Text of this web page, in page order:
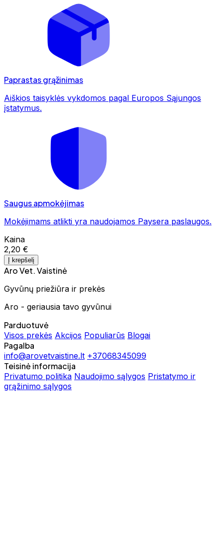
Paprastas grąžinimas
Aiškios taisyklės vykdomos pagal Europos Sąjungos
įstatymus.
Saugus apmokėjimas
Mokėjimams atlikti yra naudojamos Paysera paslaugos.
Kaina
2,20 €
Į krepšelį
Aro Vet. Vaistinė
Gyvūnų priežiūra ir prekės
Aro - geriausia tavo gyvūnui
Parduotuvė
Visos prekės Akcijos Populiarūs Blogai
Pagalba
info@arovetvaistine.lt +37068345099
Teisinė informacija
Privatumo politika Naudojimo sąlygos Pristatymo ir
grąžinimo sąlygos